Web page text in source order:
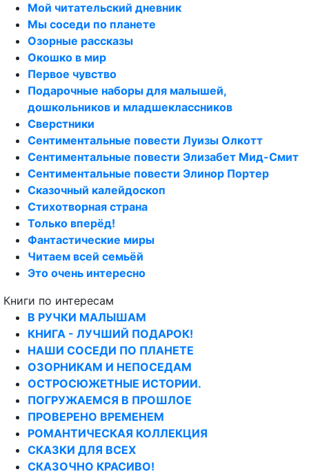
Мой читательский дневник
Мы соседи по планете
Озорные рассказы
Окошко в мир
Первое чувство
Подарочные наборы для малышей,
дошкольников и младшеклассников
Сверстники
Сентиментальные повести Луизы Олкотт
Сентиментальные повести Элизабет Мид-Смит
Сентиментальные повести Элинор Портер
Сказочный калейдоскоп
Стихотворная страна
Только вперёд!
Фантастические миры
Читаем всей семьёй
Это очень интересно
Книги по интересам
В РУЧКИ МАЛЫШАМ
КНИГА - ЛУЧШИЙ ПОДАРОК!
НАШИ СОСЕДИ ПО ПЛАНЕТЕ
ОЗОРНИКАМ И НЕПОСЕДАМ
ОСТРОСЮЖЕТНЫЕ ИСТОРИИ.
ПОГРУЖАЕМСЯ В ПРОШЛОЕ
ПРОВЕРЕНО ВРЕМЕНЕМ
РОМАНТИЧЕСКАЯ КОЛЛЕКЦИЯ
СКАЗКИ ДЛЯ ВСЕХ
СКАЗОЧНО КРАСИВО!